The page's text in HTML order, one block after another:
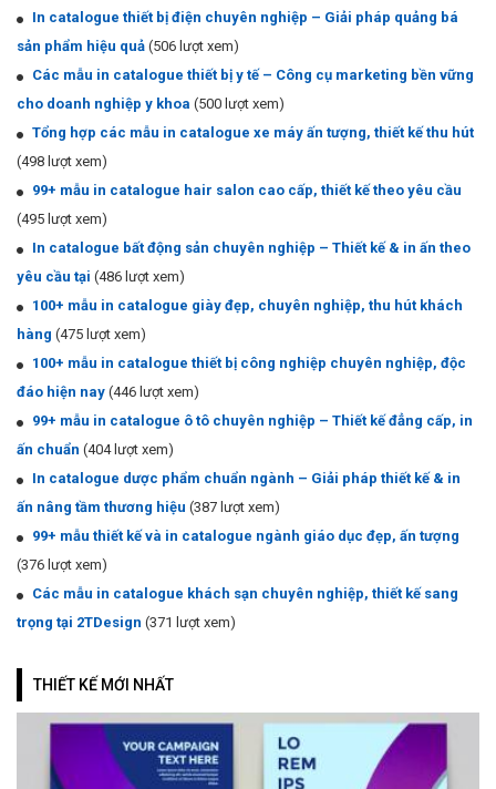
In catalogue thiết bị điện chuyên nghiệp – Giải pháp quảng bá
sản phẩm hiệu quả (506 lượt xem)
Các mẫu in catalogue thiết bị y tế – Công cụ marketing bền vững
cho doanh nghiệp y khoa (500 lượt xem)
Tổng hợp các mẫu in catalogue xe máy ấn tượng, thiết kế thu hút
(498 lượt xem)
99+ mẫu in catalogue hair salon cao cấp, thiết kế theo yêu cầu
(495 lượt xem)
In catalogue bất động sản chuyên nghiệp – Thiết kế & in ấn theo
yêu cầu tại (486 lượt xem)
100+ mẫu in catalogue giày đẹp, chuyên nghiệp, thu hút khách
hàng (475 lượt xem)
100+ mẫu in catalogue thiết bị công nghiệp chuyên nghiệp, độc
đáo hiện nay (446 lượt xem)
99+ mẫu in catalogue ô tô chuyên nghiệp – Thiết kế đẳng cấp, in
ấn chuẩn (404 lượt xem)
In catalogue dược phẩm chuẩn ngành – Giải pháp thiết kế & in
ấn nâng tầm thương hiệu (387 lượt xem)
99+ mẫu thiết kế và in catalogue ngành giáo dục đẹp, ấn tượng
(376 lượt xem)
Các mẫu in catalogue khách sạn chuyên nghiệp, thiết kế sang
trọng tại 2TDesign (371 lượt xem)
THIẾT KẾ MỚI NHẤT